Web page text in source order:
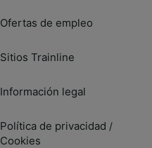
Ofertas de empleo
Sitios Trainline
Información legal
Política de privacidad /
Cookies